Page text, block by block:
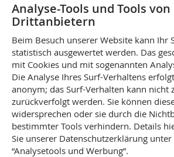
Analyse-Tools und Tools von
Drittanbietern
Beim Besuch unserer Website kann Ihr
statistisch ausgewertet werden. Das
mit Cookies und mit sogenannten
Die Analyse Ihres Surf-Verhaltens
anonym; das Surf-Verhalten kann nicht
zurückverfolgt werden. Sie können
widersprechen oder sie durch die
bestimmter Tools verhindern. Details
Sie unserer Datenschutzerklärung
“Analysetools und Werbung”.